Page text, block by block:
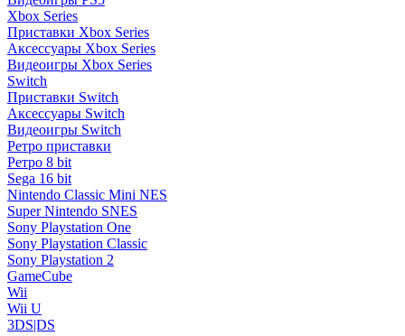
Xbox Series
Приставки Xbox Series
Аксессуары Xbox Series
Видеоигры Xbox Series
Switch
Приставки Switch
Аксессуары Switch
Видеоигры Switch
Ретро приставки
Ретро 8 bit
Sega 16 bit
Nintendo Classic Mini NES
Super Nintendo SNES
Sony Playstation One
Sony Playstation Classic
Sony Playstation 2
GameCube
Wii
Wii U
3DS|DS